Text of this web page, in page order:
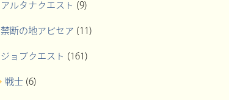
アルタナクエスト (9)
禁断の地アビセア (11)
ジョブクエスト (161)
戦士 (6)